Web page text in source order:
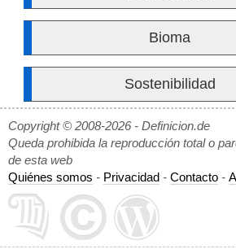
Bioma
Sostenibilidad
Copyright © 2008-2026 - Definicion.de
Queda prohibida la reproducción total o
de esta web
Quiénes somos - Privacidad - Contacto -